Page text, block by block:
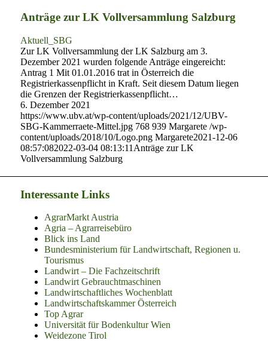
Anträge zur LK Vollversammlung Salzburg
Aktuell_SBG
Zur LK Vollversammlung der LK Salzburg am 3.
Dezember 2021 wurden folgende Anträge eingereicht:
Antrag 1 Mit 01.01.2016 trat in Österreich die
Registrierkassenpflicht in Kraft. Seit diesem Datum liegen
die Grenzen der Registrierkassenpflicht…
6. Dezember 2021
https://www.ubv.at/wp-content/uploads/2021/12/UBV-
SBG-Kammerraete-Mittel.jpg 768 939 Margarete /wp-
content/uploads/2018/10/Logo.png Margarete2021-12-06
08:57:082022-03-04 08:13:11 Anträge zur LK
Vollversammlung Salzburg
Interessante Links
AgrarMarkt Austria
Agria – Agrarreisebüro
Blick ins Land
Bundesministerium für Landwirtschaft, Regionen u.
Tourismus
Landwirt – Die Fachzeitschrift
Landwirt Gebrauchtmaschinen
Landwirtschaftliches Wochenblatt
Landwirtschaftskammer Österreich
Top Agrar
Universität für Bodenkultur Wien
Weidezone Tirol